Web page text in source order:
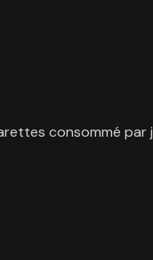
consommé par